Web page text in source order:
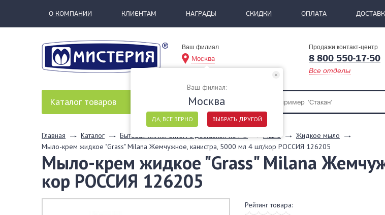
О КОМПАНИИ КЛИЕНТАМ НАГРАДЫ СКИДКИ ОПЛАТА
Ваш филиал
Москва
Продажи контакт-центр
8 800 550-17-50
Все отделы
Ваш филиал:
Москва
ДА, ВСЕ ВЕРНО ВЫБРАТЬ ДРУГОЙ
Каталог товаров
Главная Каталог Бытовая химия оптом с доставкой по РФ Мыло
Жидкое мыло
Мыло-крем жидкое "Grass" Milana Жемчужное, канистра, 5000 мл 4 шт/кор РОССИЯ 126205
Мыло-крем жидкое "Grass" Milana
кор РОССИЯ 126205
Рейтинг товара: